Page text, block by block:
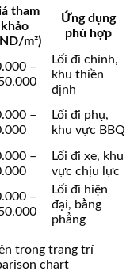
tham
khảo
m²)
Ứng dụng
phù hợp
–
Lối đi chính,
khu thiền
định
–
Lối đi phụ,
khu vực BBQ
–
Lối đi xe, khu
vực chịu lực
–
Lối đi hiện
đại, bằng
phẳng